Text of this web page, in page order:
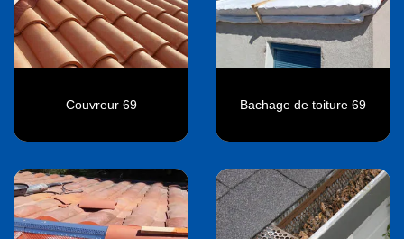
Couvreur 69 Bachage de toiture 69